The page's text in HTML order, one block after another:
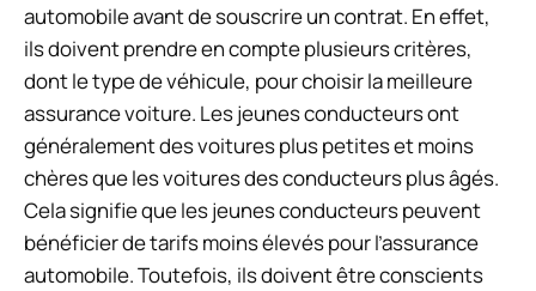
automobile avant de souscrire un contrat. En effet,
ils doivent prendre en compte plusieurs critères,
dont le type de véhicule, pour choisir la meilleure
assurance voiture. Les jeunes conducteurs ont
généralement des voitures plus petites et moins
chères que les voitures des conducteurs plus âgés.
Cela signifie que les jeunes conducteurs peuvent
bénéficier de tarifs moins élevés pour l’assurance
automobile. Toutefois, ils doivent être conscients